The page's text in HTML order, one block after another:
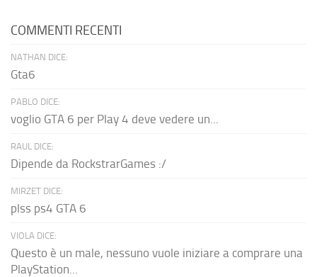
COMMENTI RECENTI
NATHAN DICE:
Gta6
PABLO DICE:
voglio GTA 6 per Play 4 deve vedere un...
RAUL DICE:
Dipende da RockstrarGames :/
MIRZET DICE:
plss ps4 GTA 6
VIOLA DICE:
Questo è un male, nessuno vuole iniziare a comprare una
PlayStation...